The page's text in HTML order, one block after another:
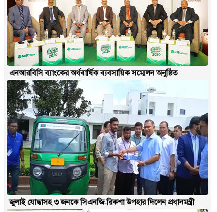
এনআরবিসি ব্যাংকের অর্ধবার্ষিক ব্যবসায়িক সম্মেলন অনুষ্ঠিত
জুলাই যোদ্ধাসহ ৩ জনকে সিএনজি-রিকশা উপহার দিলেন প্রধানমন্ত্রী